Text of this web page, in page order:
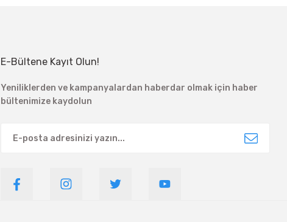
E-Bültene Kayıt Olun!
Yeniliklerden ve kampanyalardan haberdar olmak için haber
bültenimize kaydolun